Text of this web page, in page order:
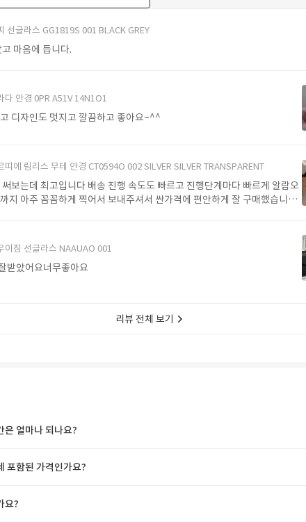
선글라스 GG1819S 001 BLACK GREY
마음에 듭니다.
다 안경 0PR A51V 14N1O1
디자인도 멋지고 깔끔하고 좋아요~^^
띠에 림리스 무테 안경 CT0594O 002 SILVER SILVER TRANSPARENT
보는데 최고입니다 배송 진행 속도도 빠르고 진행단계마다 빠르게 알람오
지 아주 꼼꼼하게 찍어서 보내주셔서 싼가격에 편안하게 잘 구매했습니다.
이짐 선글라스 NAAUAO 001
받았어요너무좋아요
리뷰 전체 보기
은 얼마나 되나요?
포함된 가격인가요?
요?